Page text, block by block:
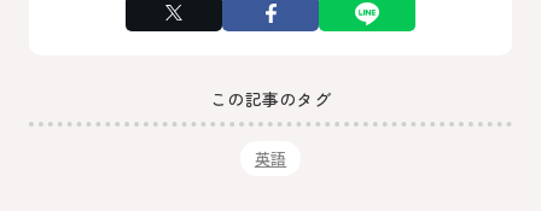
この記事のタグ
英語